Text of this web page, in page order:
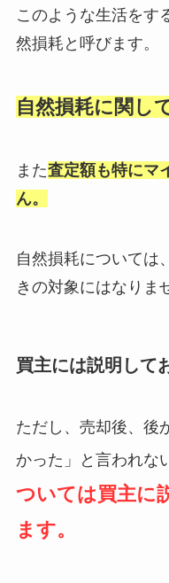
このような生活をす
然損耗と呼びます。
自然損耗に関し
また査定額も特にマ
ん。
自然損耗については
きの対象にはなりま
買主には説明して
ただし、売却後、後
かった」と言われな
ついては買主に
ます。